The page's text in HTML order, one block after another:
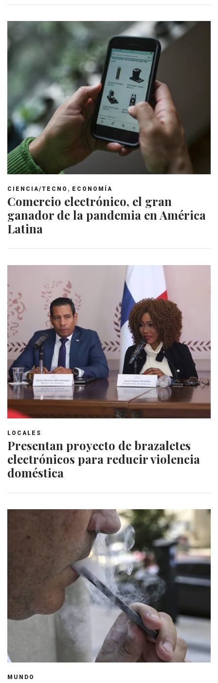
CIENCIA/TECNO , ECONOMÍA
Comercio electrónico, el gran
ganador de la pandemia en América
Latina
LOCALES
Presentan proyecto de brazaletes
electrónicos para reducir violencia
doméstica
MUNDO